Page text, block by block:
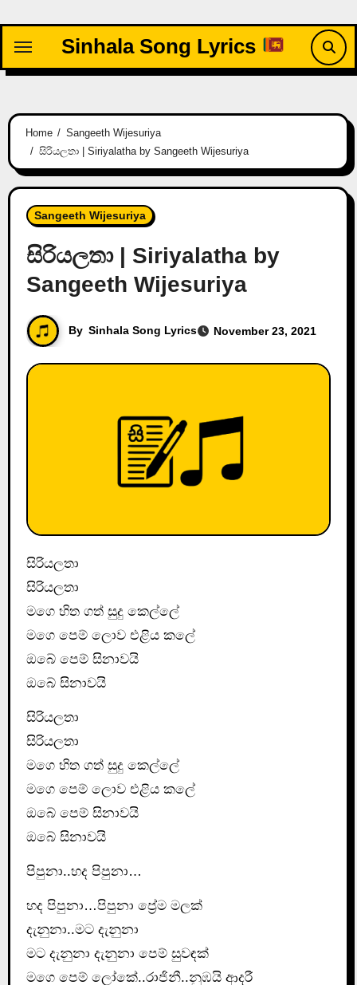
content
Sinhala Song Lyrics
Home
Sangeeth Wijesuriya
සිරියලතා | Siriyalatha by Sangeeth Wijesuriya
Sangeeth Wijesuriya
සිරියලතා | Siriyalatha by
Sangeeth Wijesuriya
By Sinhala Song Lyrics November 23, 2021
සිරියලතා
සිරියලතා
මගෙ හිත ගත් සුදු කෙල්ලේ
මගෙ පෙම් ලොව එළිය කලේ
ඔබේ පෙම් සිනාවයි
ඔබේ සිනාවයි
සිරියලතා
සිරියලතා
මගෙ හිත ගත් සුදු කෙල්ලේ
මගෙ පෙම් ලොව එළිය කලේ
ඔබේ පෙම් සිනාවයි
ඔබේ සිනාවයි
පිපුනා..හද පිපුනා…
හද පිපුනා…පිපුනා ප්‍රේම මලක්
දැනුනා..මට දැනුනා
මට දැනුනා දැනුනා පෙම් සුවඳක්
මගෙ පෙම් ලෝකේ..රාජිනී..නුඹයි ආදරී